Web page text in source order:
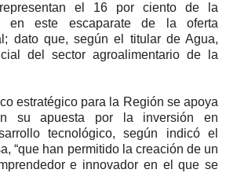
el 16 por ciento de la
en este escaparate de la oferta
dato que, según el titular de Agua,
del sector agroalimentario de la
estratégico para la Región se apoya
su apuesta por la inversión en
tecnológico, según indicó el
“que han permitido la creación de un
e innovador en el que se